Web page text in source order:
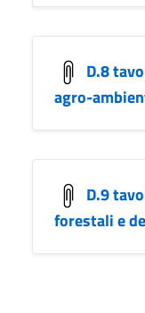
D.8
agro-
D.9
forestali e